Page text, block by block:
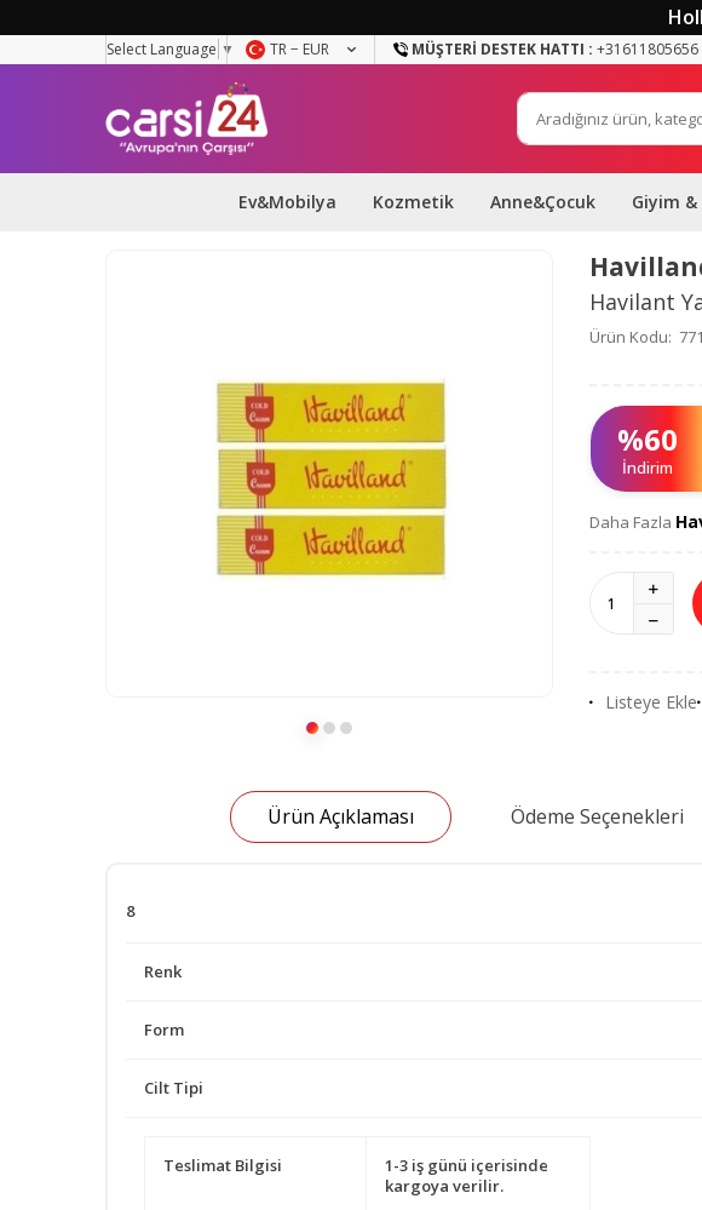
Select Language ▼ TR − EUR MÜŞTERI DESTEK HATTI : +31611805656
Ev&Mobilya Kozmetik Anne&Çocuk Giyim &
Havilant
Ürün Kodu:
%60
İndirim
Daha Fazla
Listeye Ekle
Ürün Açıklaması Ödeme Seçenekleri
8
Renk
Form
Cilt Tipi
Teslimat Bilgisi
1-3 iş günü içerisinde
kargoya verilir.